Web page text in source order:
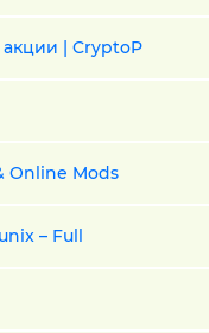
| CryptoP
Online Mods
– Full